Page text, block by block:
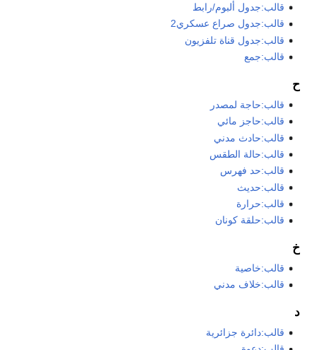
قالب:جدول ألبوم/رابط
قالب:جدول صراع عسكري2
قالب:جدول قناة تلفزيون
قالب:جمع
ح
قالب:حاجة لمصدر
قالب:حاجز مائي
قالب:حادث مدني
قالب:حالة الطقس
قالب:حد فهرس
قالب:حديث
قالب:حرارة
قالب:حلقة كونان
خ
قالب:خاصية
قالب:خلاف مدني
د
قالب:دائرة جزائرية